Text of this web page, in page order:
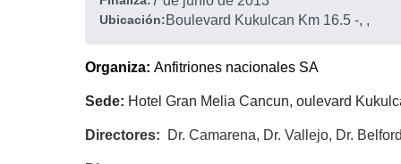
Ubicación:Boulevard Kukulcan Km 16.5 -, ,
Organiza: Anfitriones nacionales SA
Sede: Hotel Gran Melia Cancun, oulevard
Directores: Dr. Camarena, Dr. Vallejo, Dr.